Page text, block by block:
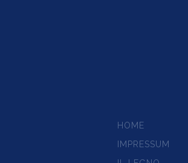
HOME
IMPRESSUM